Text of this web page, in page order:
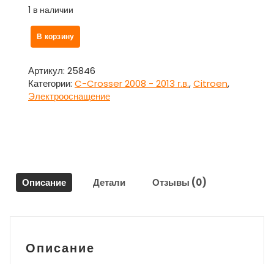
1 в наличии
Количество
товара
подрулевой
стеклоочистителей
для
C-
Crosser
В корзину
Артикул: 25846
Категории: C-Crosser 2008 - 2013 г.в.,Citroen,
Электрооснащение
Описание Детали Отзывы (0)
Описание